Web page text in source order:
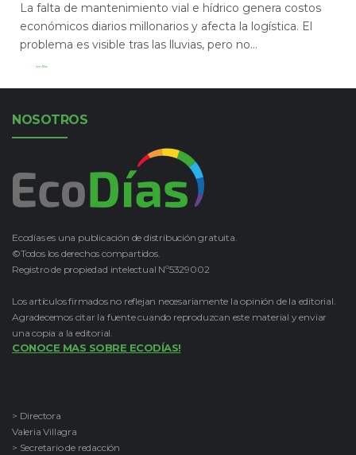
La falta de mantenimiento vial e hídrico genera costos
económicos diarios millonarios y afecta la logística. El
problema es visible tras las lluvias, pero no...
Leer Más
NOSOTROS
Ecodías es una publicación de distribución gratuita.
©Todos los derechos compartidos.
Registro de propiedad intelectual Nº5329002
Los artículos firmados no reflejan necesariamente la opinión de la editorial.
Agradecemos citar la fuente cuando reproduzcan este material y enviar
una copia a la editorial.
CONOCE MAS SOBRE ECODÍAS!
> Directora
Valeria Villagra
> Secretario de redacción